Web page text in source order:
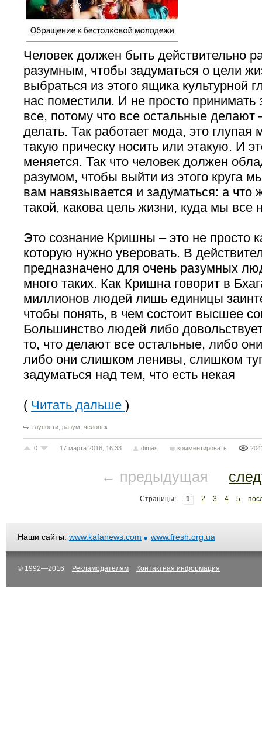
Человек должен быть действительно
разумным, чтобы задуматься о цели
выбраться из этого ящика культурной
нас поместили. И не просто принимать
все, потому что все остальные
делать. Так работает мода, это
такую прическу носить или этакую. И
меняется. Так что человек должен
разумом, чтобы выйти из этого круга
вам навязывается и задуматься: а что
такой, какова цель жизни, куда мы все
Это сознание Кришны – это не просто
которую нужно уверовать. В
предназначено для очень разумных
много таких. Как Кришна говорит в
миллионов людей лишь единицы
чтобы понять, в чем состоит высшее
Большинство людей либо
то, что делают все остальные, либо
либо они слишком ленивы, слишком
задуматься над тем, что есть некая
( Читать дальше )
глупости, разум, человек
0 17 марта 2016, 16:33 dimas комментировать
← предыдущая
Страницы: 1 2 3 4 5
Наши сайты: www.kafanews.com www.fresh.org.ua
© 1992—2016 Рекламодателям Контактная информация